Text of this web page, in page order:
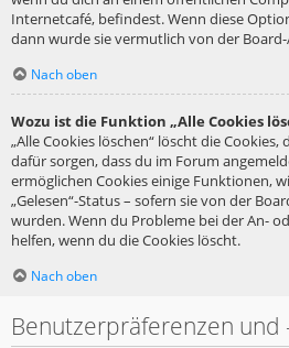
Internetcafé, befindest. Wenn diese
dann wurde sie vermutlich von der
Nach oben
Wozu ist die Funktion „Alle Cookies
„Alle Cookies löschen“ löscht die
dafür sorgen, dass du im Forum
ermöglichen Cookies einige Funktionen,
„Gelesen“-Status – sofern sie von der
wurden. Wenn du Probleme bei der An-
helfen, wenn du die Cookies löscht.
Nach oben
Benutzerpräferenzen und